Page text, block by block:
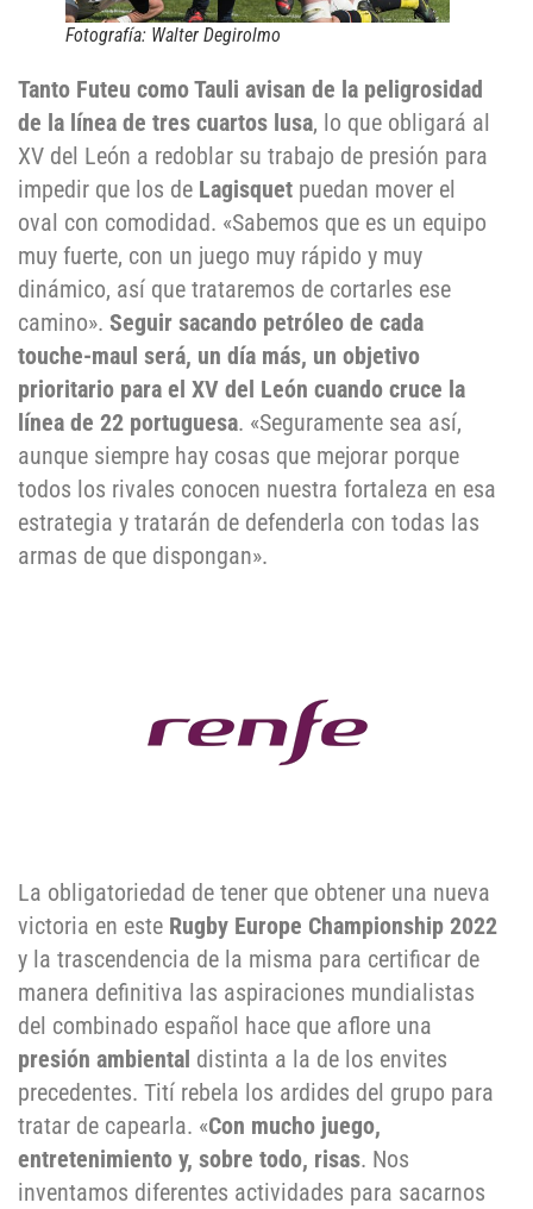
Fotografía: Walter Degirolmo
Tanto Futeu como Tauli avisan de la peligrosidad
de la línea de tres cuartos lusa, lo que obligará al
XV del León a redoblar su trabajo de presión para
impedir que los de Lagisquet puedan mover el
oval con comodidad. «Sabemos que es un equipo
muy fuerte, con un juego muy rápido y muy
dinámico, así que trataremos de cortarles ese
camino». Seguir sacando petróleo de cada
touche-maul será, un día más, un objetivo
prioritario para el XV del León cuando cruce la
línea de 22 portuguesa. «Seguramente sea así,
aunque siempre hay cosas que mejorar porque
todos los rivales conocen nuestra fortaleza en esa
estrategia y tratarán de defenderla con todas las
armas de que dispongan».
La obligatoriedad de tener que obtener una nueva
victoria en este Rugby Europe Championship 2022
y la trascendencia de la misma para certificar de
manera definitiva las aspiraciones mundialistas
del combinado español hace que aflore una
presión ambiental distinta a la de los envites
precedentes. Tití rebela los ardides del grupo para
tratar de capearla. «Con mucho juego,
entretenimiento y, sobre todo, risas. Nos
inventamos diferentes actividades para sacarnos